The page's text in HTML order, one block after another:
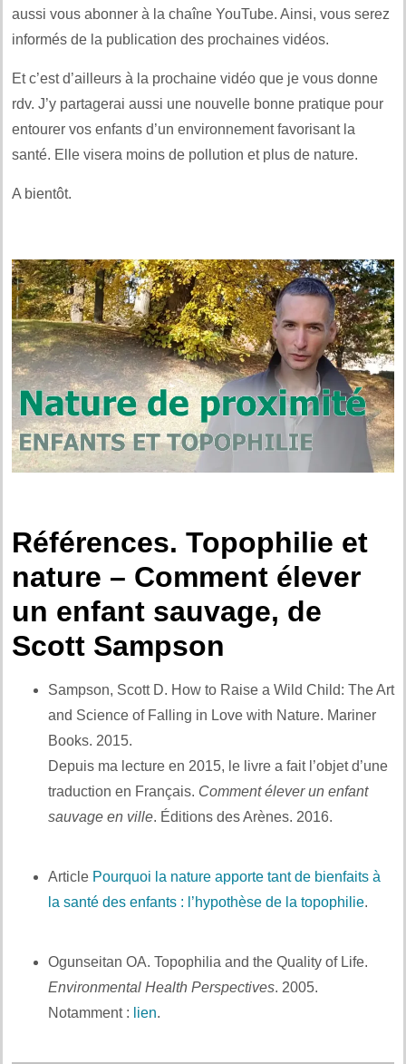
aussi vous abonner à la chaîne YouTube. Ainsi, vous serez
informés de la publication des prochaines vidéos.
Et c’est d’ailleurs à la prochaine vidéo que je vous donne
rdv. J’y partagerai aussi une nouvelle bonne pratique pour
entourer vos enfants d’un environnement favorisant la
santé. Elle visera moins de pollution et plus de nature.
A bientôt.
Références. Topophilie et
nature – Comment élever
un enfant sauvage, de
Scott Sampson
Sampson, Scott D. How to Raise a Wild Child: The Art
and Science of Falling in Love with Nature. Mariner
Books. 2015.
Depuis ma lecture en 2015, le livre a fait l’objet d’une
traduction en Français. Comment élever un enfant
sauvage en ville. Éditions des Arènes. 2016.
Article Pourquoi la nature apporte tant de bienfaits à
la santé des enfants : l’hypothèse de la topophilie.
Ogunseitan OA. Topophilia and the Quality of Life.
Environmental Health Perspectives. 2005.
Notamment : lien.